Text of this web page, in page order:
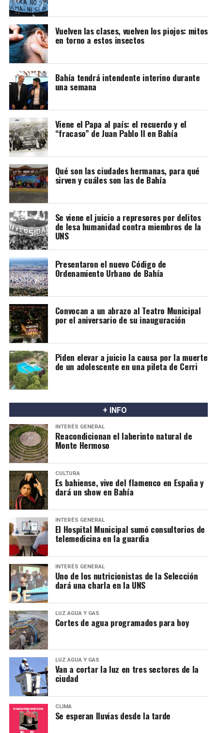
En ese marco, el Consejo de Participación Indígena
expresó su “absoluto rechazo” al proyecto.
La organización, a la cual pertenece la referente local
Olga Curipan, considera que la iniciativa representa un
retroceso para los derechos territoriales de los pueblos
originarios y favorece la extranjerización de tierras en la
Argentina.
A través de un comunicado, sostuvieron que la
propuesta legislativa afecta derechos colectivos
reconocidos por la Constitución Nacional y por tratados
internacionales vigentes.
También cuestionaron que el proyecto haya sido
presentado sin una instancia de consulta previa con las
comunidades indígenas.
El CPI recordó que el artículo 75 inciso 17 de la
Constitución reconoce la posesión y propiedad
comunitaria de las tierras tradicionalmente ocupadas
por los pueblos indígenas, así como su participación en
afirman que la protección de la propiedad privada no
puede desconocer otros derechos con jerarquía
constitucional.
El documento remarca que, para los pueblos originarios,
el territorio trasciende el aspecto económico, ya que
Vuelven las clases, vuelven los piojos: mitos
en torno a estos insectos
Bahía tendrá intendente interino durante
una semana
Viene el Papa al país: el recuerdo y el
“fracaso” de Juan Pablo II en Bahía
Qué son las ciudades hermanas, para qué
sirven y cuáles son las de Bahía
Se viene el juicio a represores por delitos
de lesa humanidad contra miembros de la
UNS
Presentaron el nuevo Código de
Ordenamiento Urbano de Bahía
Convocan a un abrazo al Teatro Municipal
por el aniversario de su inauguración
Piden elevar a juicio la causa por la muerte
de un adolescente en una pileta de Cerri
+ INFO
INTERÉS GENERAL
Reacondicionan el laberinto natural de
Monte Hermoso
CULTURA
Es bahiense, vive del flamenco en España y
dará un show en Bahía
INTERÉS GENERAL
El Hospital Municipal sumó consultorios de
telemedicina en la guardia
INTERÉS GENERAL
Uno de los nutricionistas de la Selección
dará una charla en la UNS
LUZ AGUA Y GAS
Cortes de agua programados para hoy
LUZ AGUA Y GAS
Van a cortar la luz en tres sectores de la
ciudad
CLIMA
Se esperan lluvias desde la tarde